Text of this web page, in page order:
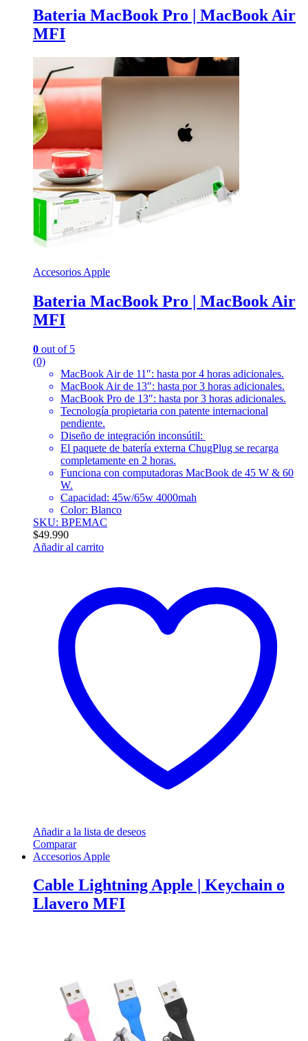
Bateria MacBook Pro | MacBook Air
MFI
Accesorios Apple
Bateria MacBook Pro | MacBook Air
MFI
0 out of 5
(0)
MacBook Air de 11″: hasta por 4 horas adicionales.
MacBook Air de 13″: hasta por 3 horas adicionales.
MacBook Pro de 13″: hasta por 3 horas adicionales.
Tecnología propietaria con patente internacional
pendiente.
Diseño de integración inconsútil:
El paquete de batería externa ChugPlug se recarga
completamente en 2 horas.
Funciona con computadoras MacBook de 45 W & 60
W.
Capacidad: 45w/65w 4000mah
Color: Blanco
SKU: BPEMAC
$49.990
Añadir al carrito
Añadir a la lista de deseos
Comparar
Accesorios Apple
Cable Lightning Apple | Keychain o
Llavero MFI